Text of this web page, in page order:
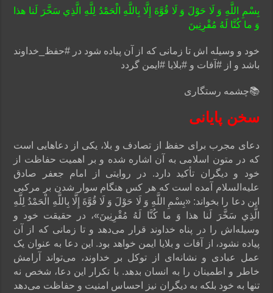
بِسْمِ‏ اللَّهِ‏ وَ لَا حَوْلَ‏ وَ لَا قُوَّةَ إِلَّا بِاللَّهِ‏ الْحَمْدُ لِلَّهِ الَّذِي سَخَّرَ لَنا هذا
وَ ما كُنَّا لَهُ مُقْرِنِينَ‏
خود و وسیله اش تا زمانی که از آن پیاده شود در #حفظ_خداوند
باشد و از #آفات و #بلایا #ایمن گردد
📚چشمه رستگاری
سخن پایانی
دعای مجرب برای حفظ از تصادف و بلا، یکی از دعاهایی است
که در متون اسلامی به آن اشاره شده و بر اهمیت حفاظت از
خود و دیگران تأکید دارد. در روایتی از امام جعفر صادق
علیه‌السلام آمده است که هر کس هنگام سوار شدن بر مرکبی
این دعا را بخواند: «بِسْمِ اللَّهِ وَ لَا حَوْلَ وَ لَا قُوَّةَ إِلَّا بِاللَّهِ الْحَمْدُ لِلَّهِ
الَّذِي سَخَّرَ لَنا هذا وَ ما كُنَّا لَهُ مُقْرِنِينَ»، در حقیقت خود و
وسیله‌اش را در پناه خداوند قرار می‌دهد و تا زمانی که از آن
پیاده نشود، از آفات و بلایا ایمن خواهد بود. این دعا به عنوان یک
عمل عبادی و نشانه‌ای از توکل بر خداوند، می‌تواند آرامش
خاطر و اطمینان را به انسان بدهد. با تکرار این دعا، شخص نه
تنها به خود بلکه به دیگران نیز احساس امنیت و حفاظت می‌دهد